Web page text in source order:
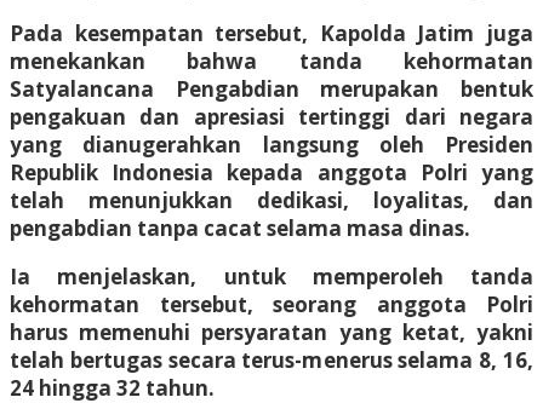
Pada kesempatan tersebut, Kapolda Jatim juga
menekankan bahwa tanda kehormatan
Satyalancana Pengabdian merupakan bentuk
pengakuan dan apresiasi tertinggi dari negara
yang dianugerahkan langsung oleh Presiden
Republik Indonesia kepada anggota Polri yang
telah menunjukkan dedikasi, loyalitas, dan
pengabdian tanpa cacat selama masa dinas.
Ia menjelaskan, untuk memperoleh tanda
kehormatan tersebut, seorang anggota Polri
harus memenuhi persyaratan yang ketat, yakni
telah bertugas secara terus-menerus selama 8, 16,
24 hingga 32 tahun.